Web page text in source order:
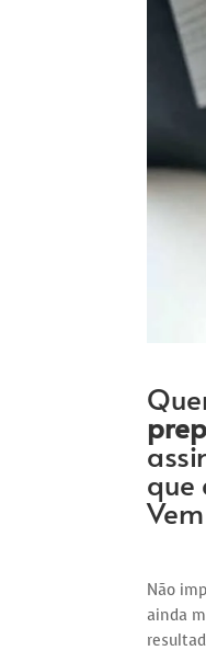
que
Não
ainda